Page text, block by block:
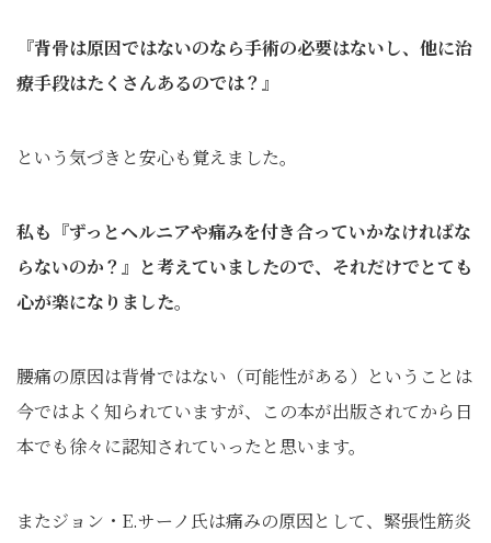
『背骨は原因ではないのなら手術の必要はないし、他に治
療手段はたくさんあるのでは？』
という気づきと安心も覚えました。
私も『ずっとヘルニアや痛みを付き合っていかなければな
らないのか？』と考えていましたので、それだけでとても
心が楽になりました。
腰痛の原因は背骨ではない（可能性がある）ということは
今ではよく知られていますが、この本が出版されてから日
本でも徐々に認知されていったと思います。
またジョン・E.サーノ氏は痛みの原因として、緊張性筋炎